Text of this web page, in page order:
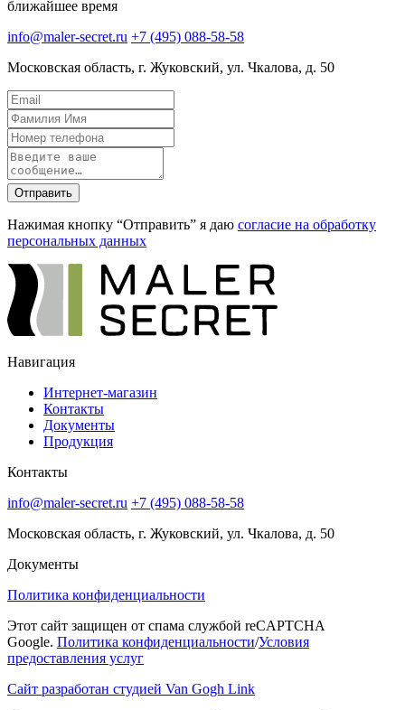
ближайшее время
info@maler-secret.ru +7 (495) 088-58-58
Московская область, г. Жуковский, ул. Чкалова, д. 50
Отправить
Нажимая кнопку “Отправить” я даю согласие на обработку
персональных данных
Навигация
Интернет-магазин
Контакты
Документы
Продукция
Контакты
info@maler-secret.ru +7 (495) 088-58-58
Московская область, г. Жуковский, ул. Чкалова, д. 50
Документы
Политика конфиденциальности
Этот сайт защищен от спама службой reCAPTCHA
Google. Политика конфиденциальности/Условия
предоставления услуг
Сайт разработан студией Van Gogh Link